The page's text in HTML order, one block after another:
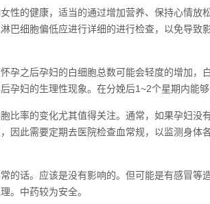
性的健康，适当的通过增加营养、保持心情放
巴细胞偏低应进行详细的进行检查，以免导致
孕之后孕妇的白细胞总数可能会轻度的增加，
孕妇的生理性现象。在分娩后1~2个星期内能够
比率的变化尤其值得关注。通常，如果孕妇没
因此需要定期去医院检查血常规，以监测身体
的话。应该是没有影响的。但可能是有感冒等
。中药较为安全。